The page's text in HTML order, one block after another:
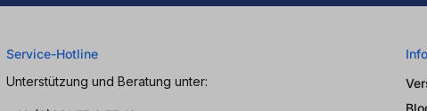
Service-Hotline
Unterstützung und Beratung unter: